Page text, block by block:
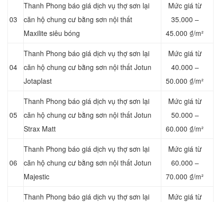
03
Thanh Phong báo giá dịch vụ thợ sơn lại
căn hộ chung cư bằng sơn nội thất
Maxilite siêu bóng
Mức giá từ
35.000 –
45.000 ₫/m²
04
Thanh Phong báo giá dịch vụ thợ sơn lại
căn hộ chung cư bằng sơn nội thất Jotun
Jotaplast
Mức giá từ
40.000 –
50.000 ₫/m²
05
Thanh Phong báo giá dịch vụ thợ sơn lại
căn hộ chung cư bằng sơn nội thất Jotun
Strax Matt
Mức giá từ
50.000 –
60.000 ₫/m²
06
Thanh Phong báo giá dịch vụ thợ sơn lại
căn hộ chung cư bằng sơn nội thất Jotun
Majestic
Mức giá từ
60.000 –
70.000 ₫/m²
Thanh Phong báo giá dịch vụ thợ sơn lại
Mức giá từ